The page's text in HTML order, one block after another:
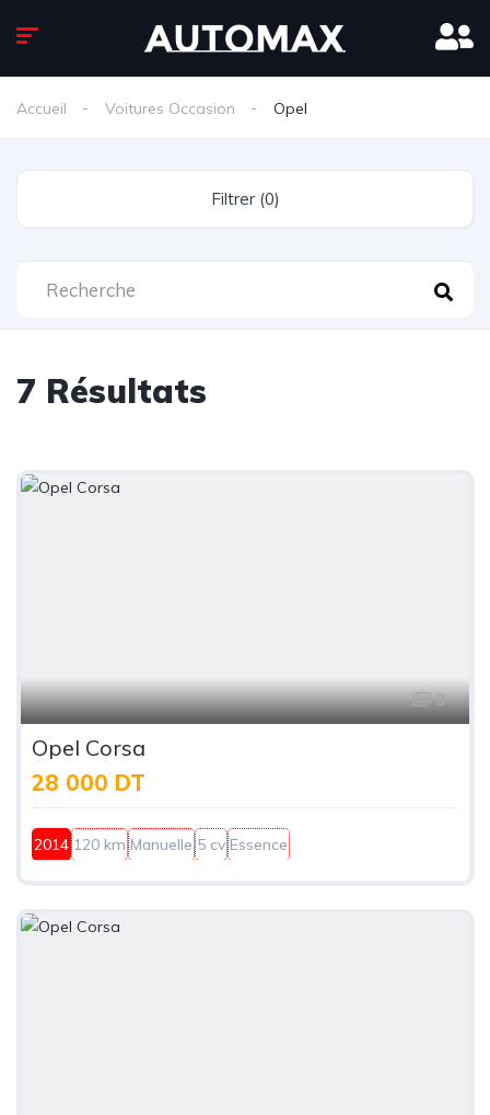
Accueil Voitures Occasion Opel
Filtrer (0)
7 Résultats
3
Opel Corsa
28 000 DT
2014 120 km Manuelle 5 cv Essence